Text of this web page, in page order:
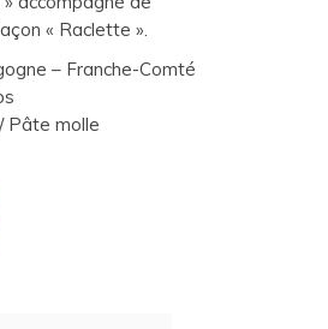
« Raclette ».
– Franche-Comté
Pâte molle